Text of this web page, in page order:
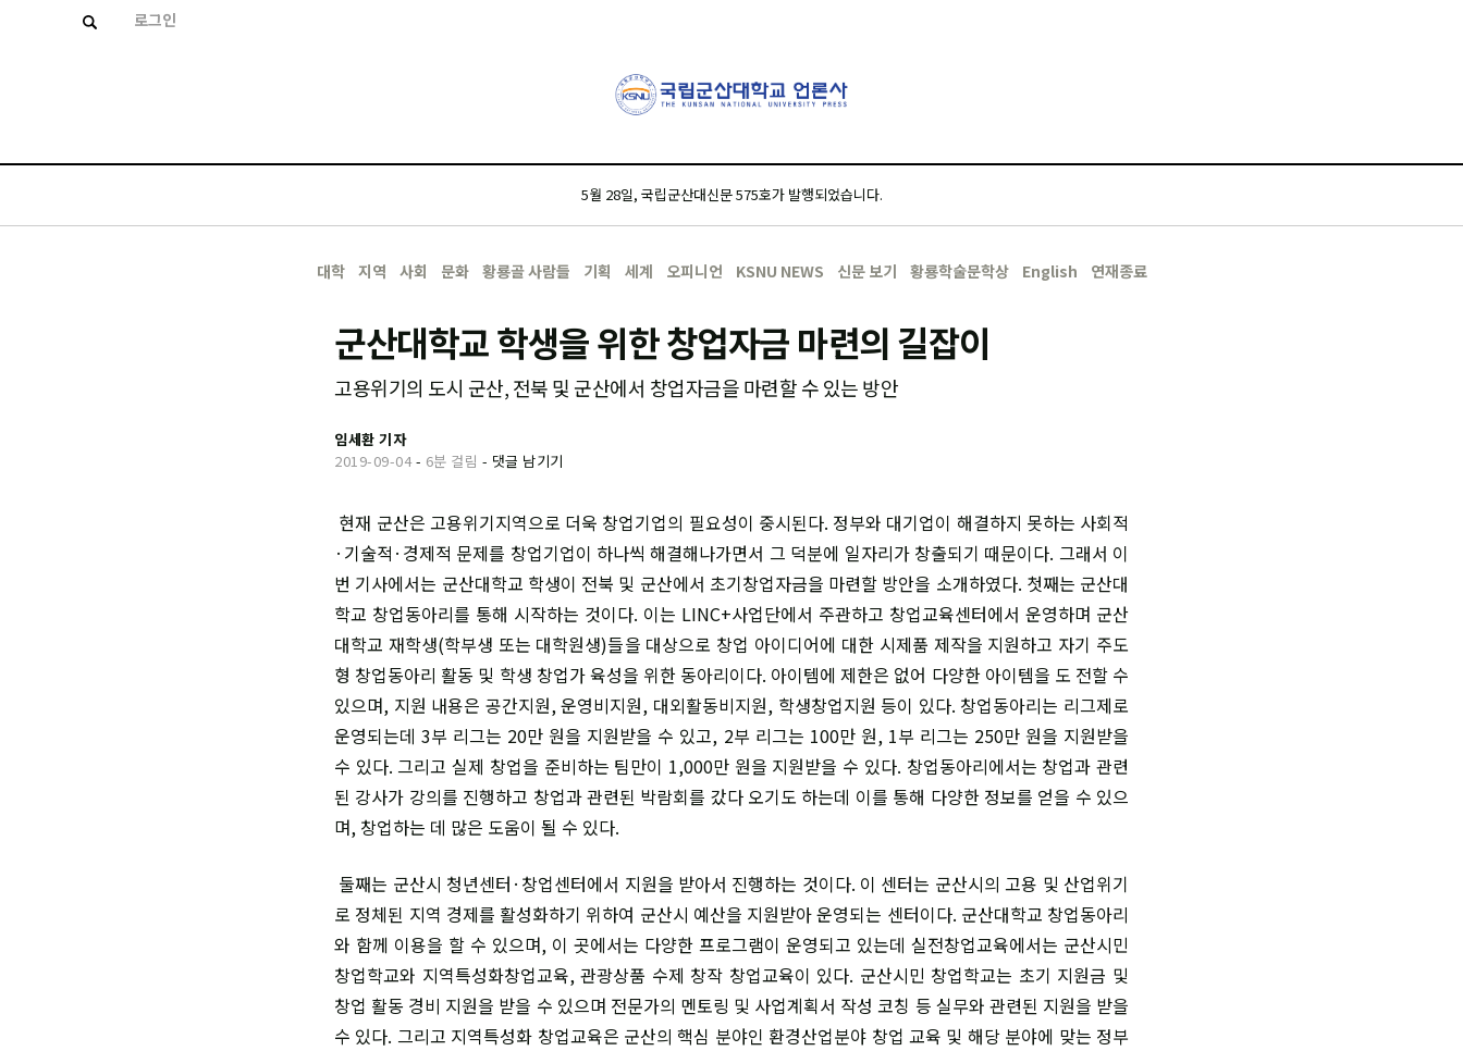
로그인
5월 28일, 국립군산대신문 575호가 발행되었습니다.
대학 지역 사회 문화 황룡골 사람들 기획 세계 오피니언 KSNU NEWS 신문 보기 황룡학술문학상 English 연재종료
군산대학교 학생을 위한 창업자금 마련의 길잡이
고용위기의 도시 군산, 전북 및 군산에서 창업자금을 마련할 수 있는 방안
임세환 기자
2019-09-04- 6분 걸림 - 댓글 남기기
현재 군산은 고용위기지역으로 더욱 창업기업의 필요성이 중시된다. 정부와 대기업이 해결하지 못하는 사회적
·기술적·경제적 문제를 창업기업이 하나씩 해결해나가면서 그 덕분에 일자리가 창출되기 때문이다. 그래서 이
번 기사에서는 군산대학교 학생이 전북 및 군산에서 초기창업자금을 마련할 방안을 소개하였다. 첫째는 군산대
학교 창업동아리를 통해 시작하는 것이다. 이는 LINC+사업단에서 주관하고 창업교육센터에서 운영하며 군산
대학교 재학생(학부생 또는 대학원생)들을 대상으로 창업 아이디어에 대한 시제품 제작을 지원하고 자기 주도
형 창업동아리 활동 및 학생 창업가 육성을 위한 동아리이다. 아이템에 제한은 없어 다양한 아이템을 도 전할 수
있으며, 지원 내용은 공간지원, 운영비지원, 대외활동비지원, 학생창업지원 등이 있다. 창업동아리는 리그제로
운영되는데 3부 리그는 20만 원을 지원받을 수 있고, 2부 리그는 100만 원, 1부 리그는 250만 원을 지원받을
수 있다. 그리고 실제 창업을 준비하는 팀만이 1,000만 원을 지원받을 수 있다. 창업동아리에서는 창업과 관련
된 강사가 강의를 진행하고 창업과 관련된 박람회를 갔다 오기도 하는데 이를 통해 다양한 정보를 얻을 수 있으
며, 창업하는 데 많은 도움이 될 수 있다.
둘째는 군산시 청년센터·창업센터에서 지원을 받아서 진행하는 것이다. 이 센터는 군산시의 고용 및 산업위기
로 정체된 지역 경제를 활성화하기 위하여 군산시 예산을 지원받아 운영되는 센터이다. 군산대학교 창업동아리
와 함께 이용을 할 수 있으며, 이 곳에서는 다양한 프로그램이 운영되고 있는데 실전창업교육에서는 군산시민
창업학교와 지역특성화창업교육, 관광상품 수제 창작 창업교육이 있다. 군산시민 창업학교는 초기 지원금 및
창업 활동 경비 지원을 받을 수 있으며 전문가의 멘토링 및 사업계획서 작성 코칭 등 실무와 관련된 지원을 받을
수 있다. 그리고 지역특성화 창업교육은 군산의 핵심 분야인 환경산업분야 창업 교육 및 해당 분야에 맞는 정부